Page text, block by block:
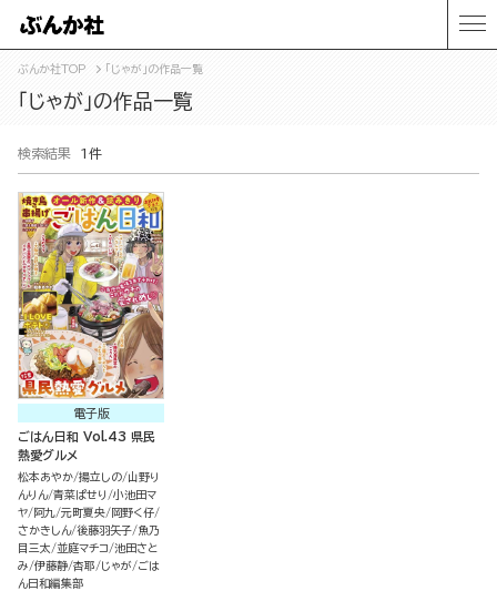
ぶんか社TOP 「じゃが」の作品一覧
「じゃが」の作品一覧
検索結果 1件
電子版
ごはん日和 Vol.43 県民
熱愛グルメ
松本あやか 揚立しの 山野り
んりん 青菜ぱせり
小池田マ
ヤ 阿九 元町夏央 岡野く仔
さかきしん 後藤羽矢子 魚乃
目三太
並庭マチコ 池田さと
み 伊藤静 杏耶 じゃが ごは
ん日和編集部